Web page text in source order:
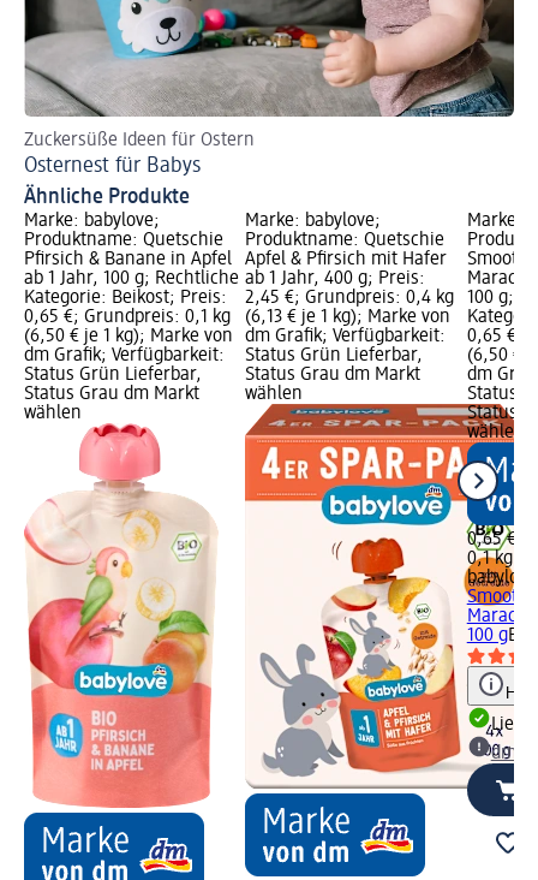
Zuckersüße Ideen für Ostern
Osternest für Babys
Ähnliche Produkte
Marke: babylove;
Produktname: Quetschie
Pfirsich & Banane in Apfel
ab 1 Jahr, 100 g; Rechtliche
Kategorie: Beikost; Preis:
0,65 €; Grundpreis: 0,1 kg
(6,50 € je 1 kg); Marke von
dm Grafik; Verfügbarkeit:
Status Grün Lieferbar,
Status Grau dm Markt
wählen
Marke: babylove;
Produktname: Quetschie
Apfel & Pfirsich mit Hafer
ab 1 Jahr, 400 g; Preis:
2,45 €; Grundpreis: 0,4 kg
(6,13 € je 1 kg); Marke von
dm Grafik; Verfügbarkeit:
Status Grün Lieferbar,
Status Grau dm Markt
wählen
Marke:
100 g;
0,65 €;
(6,50 €
dm
Status
Status
wählen
0,65 €
0,1 kg
babylove
100 g
dm